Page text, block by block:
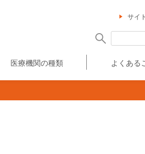
サイ
医療機関の種類 よくある